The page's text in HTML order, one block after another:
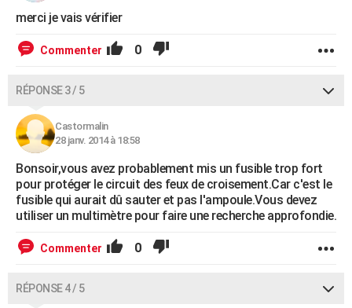
merci je vais vérifier
Commenter 0
RÉPONSE 3 / 5
Castormalin
28 janv. 2014 à 18:58
Bonsoir,vous avez probablement mis un fusible trop fort
pour protéger le circuit des feux de croisement.Car c'est le
fusible qui aurait dû sauter et pas l'ampoule.Vous devez
utiliser un multimètre pour faire une recherche approfondie.
Commenter 0
RÉPONSE 4 / 5